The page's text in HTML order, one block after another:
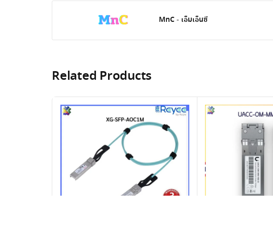
MnC - เอ็มเอ็นซี
Related Products